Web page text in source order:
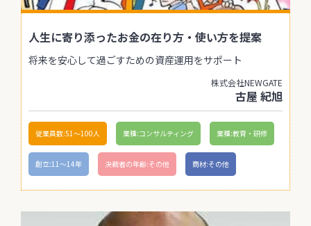
人生に寄り添ったお金の在り方・使い方を提案
将来を安心して過ごすための資産運用をサポート
株式会社NEWGATE
古屋 紀旭
従業員数:51〜100人 業種:コンサルティング 業種:教育・研修
創立:11〜14年 決裁者の年齢:その他 商材:その他